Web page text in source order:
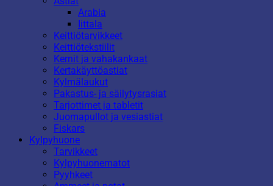
Arabia
Iittala
Keittiötarvikkeet
Keittiötekstiilit
Kernit ja vahakankaat
Kertakäyttöastiat
Kylmälaukut
Pakastus- ja säilytysrasiat
Tarjottimet ja tabletit
Juomapullot ja vesiastiat
Fiskars
Kylpyhuone
Tarvikkeet
Kylpyhuonematot
Pyyhkeet